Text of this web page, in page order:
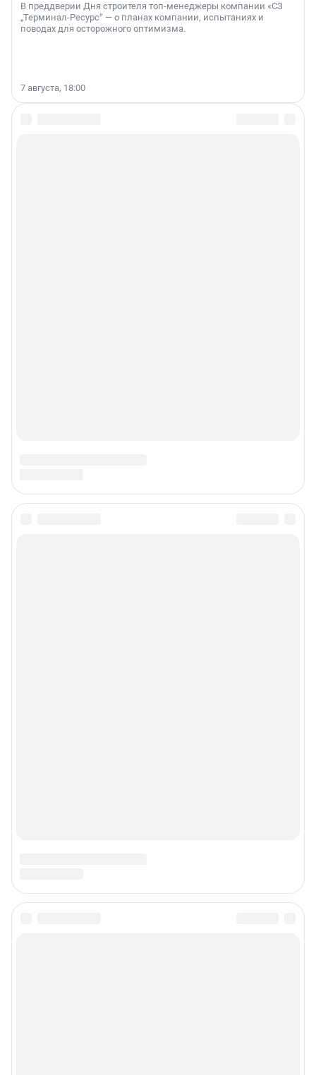
В преддверии Дня строителя топ-менеджеры компании «СЗ
„Терминал-Ресурс“ — о планах компании, испытаниях и
поводах для осторожного оптимизма.
7 августа, 18:00